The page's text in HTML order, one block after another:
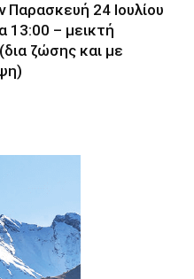
Παρασκευή 24 Ιουλίου
13:00 – μεικτή
ζώσης και με